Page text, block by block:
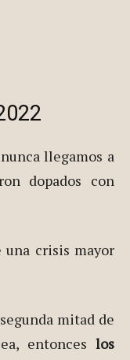
llegamos a
dopados con
una crisis mayor
mitad de
entonces los